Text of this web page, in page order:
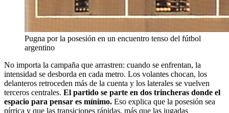
Pugna por la posesión en un encuentro tenso del fútbol
argentino
No importa la campaña que arrastren: cuando se enfrentan, la
intensidad se desborda en cada metro. Los volantes chocan, los
delanteros retroceden más de la cuenta y los laterales se vuelven
terceros centrales. El partido se parte en dos trincheras donde el
espacio para pensar es mínimo. Eso explica que la posesión sea
pírrica y que las transiciones rápidas, más que las jugadas